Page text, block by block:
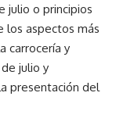
julio o principios
los aspectos más
carrocería y
julio y
presentación del